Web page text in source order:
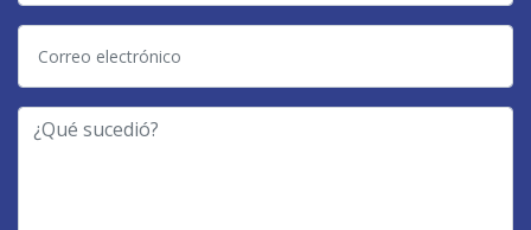
Correo
electrónico
-
Tipo
¿Qué
sucedió?